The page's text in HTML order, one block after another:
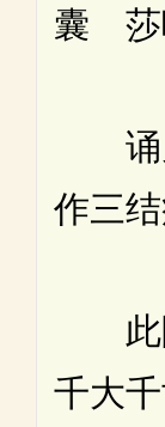
囊 莎
诵
作三结
此陀
千大